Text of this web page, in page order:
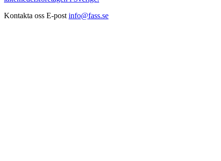
Kontakta oss E-post info@fass.se